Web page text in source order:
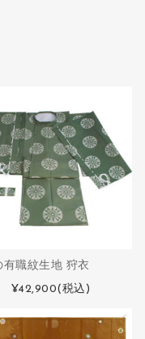
有職紋生地 狩衣
¥42,900(税込)